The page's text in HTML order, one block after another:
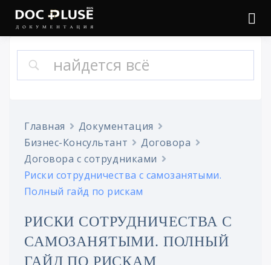
Doc Pluse
Главная
Документация
Бизнес-Консультант
Договора
Договора с сотрудниками
Риски сотрудничества с самозанятыми.
Полный гайд по рискам
РИСКИ СОТРУДНИЧЕСТВА С
САМОЗАНЯТЫМИ. ПОЛНЫЙ
ГАЙД ПО РИСКАМ